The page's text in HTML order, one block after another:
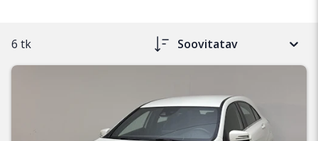
6 tk Soovitatav